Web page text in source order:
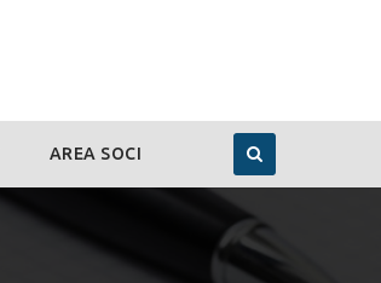
AREA SOCI